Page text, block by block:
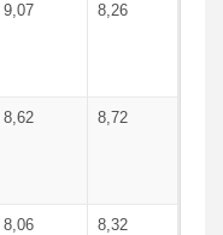
9,07 8,26
8,62 8,72
8,06 8,32